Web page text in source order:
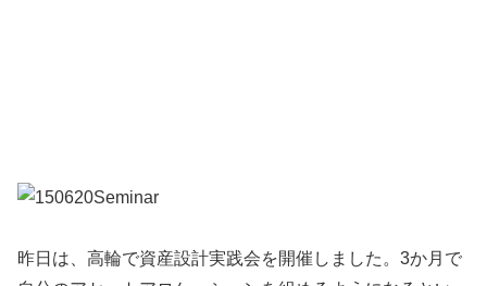
昨日は、高輪で資産設計実践会を開催しました。3か月で